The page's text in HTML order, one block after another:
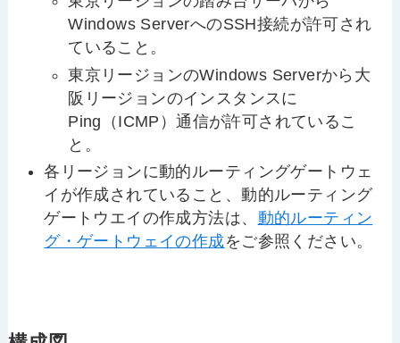
Windows ServerへのSSH接続が許可され
ていること。
東京リージョンのWindows Serverから大
阪リージョンのインスタンスに
Ping（ICMP）通信が許可されているこ
と。
各リージョンに動的ルーティングゲートウェ
イが作成されていること、動的ルーティング
ゲートウエイの作成方法は、 動的ルーティン
グ・ゲートウェイの作成をご参照ください。